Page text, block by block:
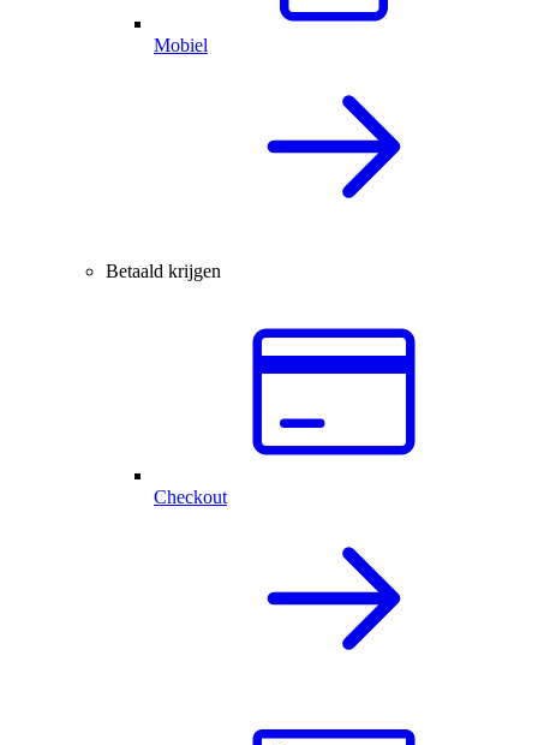
Mobiel
Betaald krijgen
Checkout